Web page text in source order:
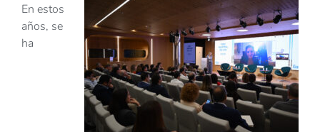
En estos
años, se
ha